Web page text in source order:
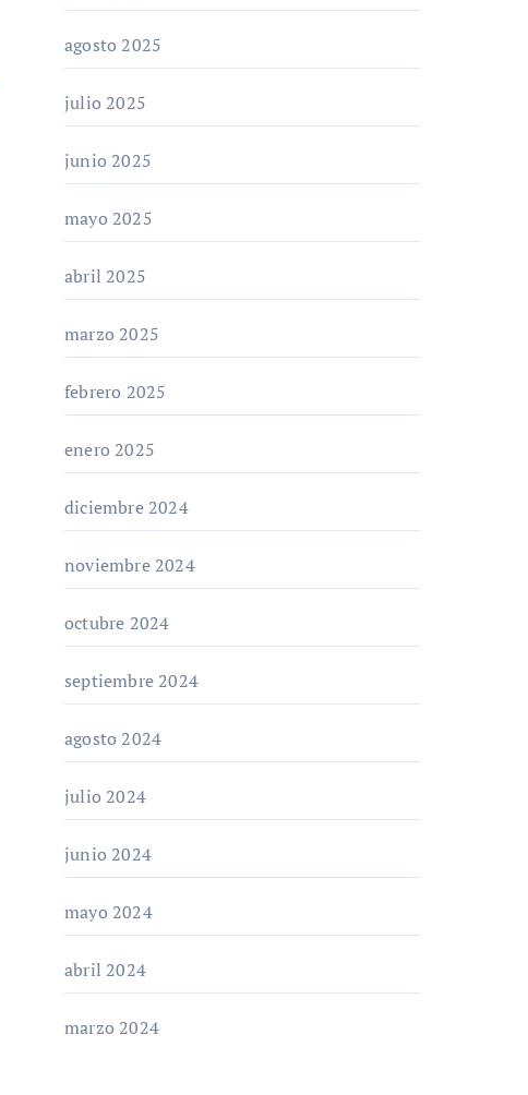
agosto 2025
julio 2025
junio 2025
mayo 2025
abril 2025
marzo 2025
febrero 2025
enero 2025
diciembre 2024
noviembre 2024
octubre 2024
septiembre 2024
agosto 2024
julio 2024
junio 2024
mayo 2024
abril 2024
marzo 2024